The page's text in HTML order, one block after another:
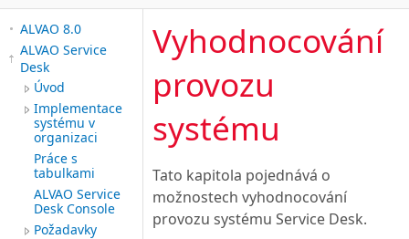
ALVAO 8.0
ALVAO Service
Desk
Úvod
Implementace
systému v
organizaci
Práce s
tabulkami
ALVAO Service
Desk Console
Požadavky
Vyhodnocování
provozu
systému
Tato kapitola pojednává o
možnostech vyhodnocování
provozu systému Service Desk.